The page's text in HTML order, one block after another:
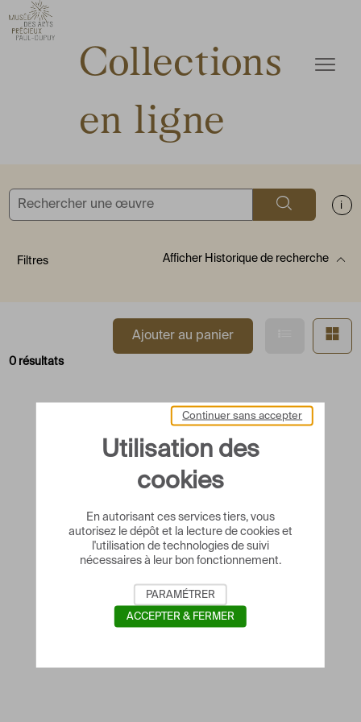
Accèder directement au contenu
Accèder directement au contenu
Collections
en ligne
Ouvrir
Rechercher
Filtres AfficherHistorique de recherche
0 résultats
Ajouter au panier Afficher
Utilisation des
cookies
En autorisant ces services tiers, vous
autorisez le dépôt et la lecture de cookies et
l'utilisation de technologies de suivi
nécessaires à leur bon fonctionnement.
Continuer sans accepter
PARAMÉTRER
ACCEPTER & FERMER